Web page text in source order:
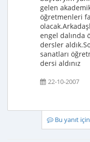
gelen
öğretmenleri
engel dalında
dersler
sanatları
dersi aldınız
22-10-2007
Bu yanıt